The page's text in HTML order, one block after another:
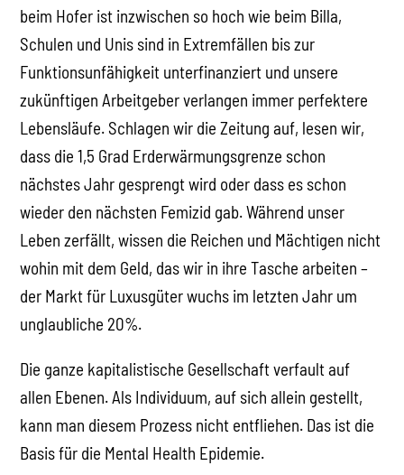
beim Hofer ist inzwischen so hoch wie beim Billa,
Schulen und Unis sind in Extremfällen bis zur
Funktionsunfähigkeit unterfinanziert und unsere
zukünftigen Arbeitgeber verlangen immer perfektere
Lebensläufe. Schlagen wir die Zeitung auf, lesen wir,
dass die 1,5 Grad Erderwärmungsgrenze schon
nächstes Jahr gesprengt wird oder dass es schon
wieder den nächsten Femizid gab. Während unser
Leben zerfällt, wissen die Reichen und Mächtigen nicht
wohin mit dem Geld, das wir in ihre Tasche arbeiten –
der Markt für Luxusgüter wuchs im letzten Jahr um
unglaubliche 20%.
Die ganze kapitalistische Gesellschaft verfault auf
allen Ebenen. Als Individuum, auf sich allein gestellt,
kann man diesem Prozess nicht entfliehen. Das ist die
Basis für die Mental Health Epidemie.